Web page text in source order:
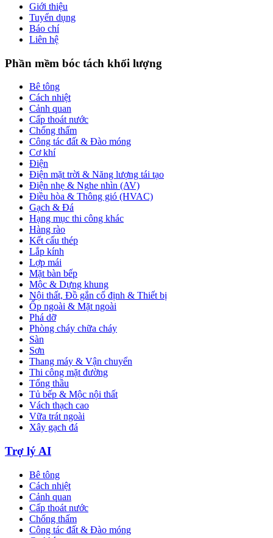
Giới thiệu
Tuyển dụng
Báo chí
Liên hệ
Phần mềm bóc tách khối lượng
Bê tông
Cách nhiệt
Cảnh quan
Cấp thoát nước
Chống thấm
Công tác đất & Đào móng
Cơ khí
Điện
Điện mặt trời & Năng lượng tái tạo
Điện nhẹ & Nghe nhìn (AV)
Điều hòa & Thông gió (HVAC)
Gạch & Đá
Hạng mục thi công khác
Hàng rào
Kết cấu thép
Lắp kính
Lợp mái
Mặt bàn bếp
Mộc & Dựng khung
Nội thất, Đồ gắn cố định & Thiết bị
Ốp ngoài & Mặt ngoài
Phá dỡ
Phòng cháy chữa cháy
Sàn
Sơn
Thang máy & Vận chuyển
Thi công mặt đường
Tổng thầu
Tủ bếp & Mộc nội thất
Vách thạch cao
Vữa trát ngoài
Xây gạch đá
Trợ lý AI
Bê tông
Cách nhiệt
Cảnh quan
Cấp thoát nước
Chống thấm
Công tác đất & Đào móng